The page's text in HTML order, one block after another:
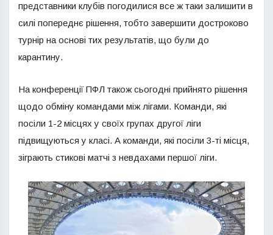
представники клубів погодилися все ж таки залишити в
силі попереднє рішення, тобто завершити достроково
турнір на основі тих результатів, що були до
карантину.
На конференції ПФЛ також сьогодні прийнято рішення
щодо обміну командами між лігами. Команди, які
посіли 1-2 місцях у своїх групах другої ліги
підвищуються у класі. А команди, які посіли 3-ті місця,
зіграють стикові матчі з невдахами першої ліги.